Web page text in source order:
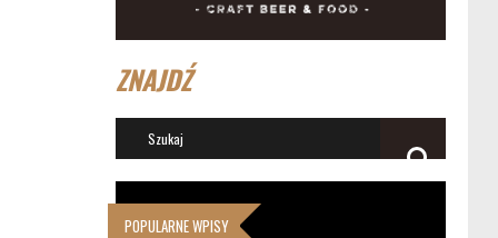
ZNAJDŹ
POPULARNE WPISY